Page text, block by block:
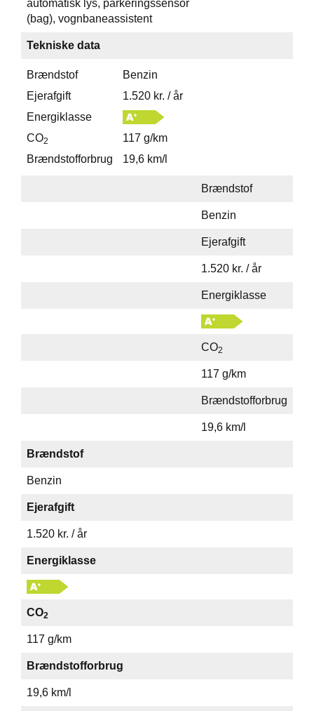
automatisk lys, parkeringssensor
(bag), vognbaneassistent
Tekniske data
Brændstof
Benzin
Ejerafgift
1.520 kr. / år
Energiklasse
CO2
117 g/km
Brændstofforbrug
19,6 km/l
Brændstof
Benzin
Ejerafgift
1.520 kr. / år
Energiklasse
CO2
117 g/km
Brændstofforbrug
19,6 km/l
Brændstof
Benzin
Ejerafgift
1.520 kr. / år
Energiklasse
CO2
117 g/km
Brændstofforbrug
19,6 km/l